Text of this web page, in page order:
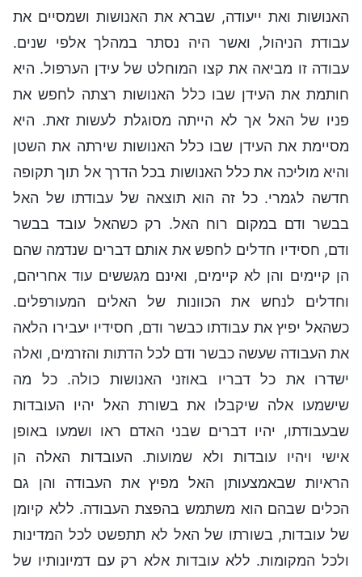
האנושות ואת ייעודה, שברא את האנושות ושמסיים את
עבודת הניהול, ואשר היה נסתר במהלך אלפי שנים.
עבודה זו מביאה את קצו המוחלט של עידן הערפול. היא
חותמת את העידן שבו כלל האנושות רצתה לחפש את
פניו של האל אך לא הייתה מסוגלת לעשות זאת. היא
מסיימת את העידן שבו כלל האנושות שירתה את השטן
והיא מוליכה את כלל האנושות בכל הדרך אל תוך תקופה
חדשה לגמרי. כל זה הוא תוצאה של עבודתו של האל
בבשר ודם במקום רוח האל. רק כשהאל עובד בבשר
ודם, חסידיו חדלים לחפש את אותם דברים שנדמה שהם
הן קיימים והן לא קיימים, ואינם מגששים עוד אחריהם,
וחדלים לנחש את הכוונות של האלים המעורפלים.
כשהאל יפיץ את עבודתו כבשר ודם, חסידיו יעבירו הלאה
את העבודה שעשה כבשר ודם לכל הדתות והזרמים, ואלה
ישדרו את כל דבריו באוזני האנושות כולה. כל מה
שישמעו אלה שיקבלו את בשורת האל יהיו העובדות
שבעבודתו, יהיו דברים שבני האדם ראו ושמעו באופן
אישי ויהיו עובדות ולא שמועות. העובדות האלה הן
הראיות שבאמצעותן האל מפיץ את העבודה והן גם
הכלים שבהם הוא משתמש בהפצת העבודה. ללא קיומן
של עובדות, בשורתו של האל לא תתפשט לכל המדינות
ולכל המקומות. ללא עובדות אלא רק עם דמיונותיו של